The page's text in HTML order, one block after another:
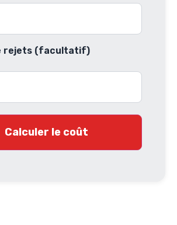
rejets (facultatif)
Calculer le coût